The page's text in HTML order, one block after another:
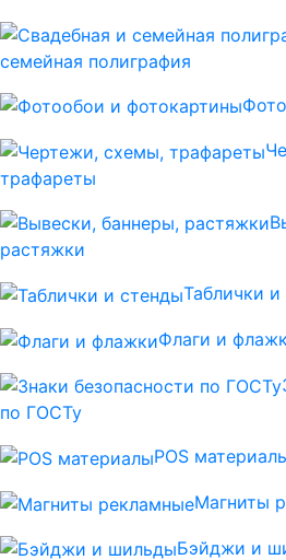
семейная полиграфия
трафареты
растяжки
Таблички
Флаги и
по ГОСТу
POS
Магниты
Бэйджи и